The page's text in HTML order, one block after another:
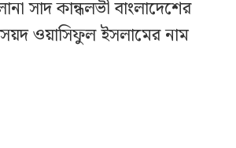
সাদ কান্ধলভী বাংলাদেশের
ওয়াসিফুল ইসলামের নাম